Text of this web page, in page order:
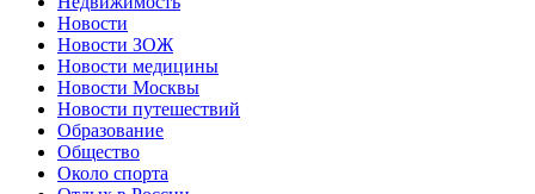
Новости
Новости ЗОЖ
Новости медицины
Новости Москвы
Новости путешествий
Образование
Общество
Около спорта